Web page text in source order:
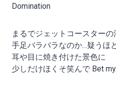
Domination
まるでジェットコースターの
手足バラバラなのか…疑うほ
耳や目に焼き付けた景色に
少しだけほくそ笑んで Bet